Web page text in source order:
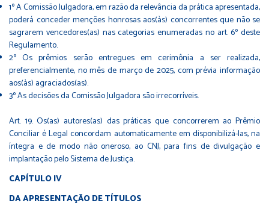
1º A Comissão Julgadora, em razão da relevância da prática apresentada,
poderá conceder menções honrosas aos(às) concorrentes que não se
sagrarem vencedores(as) nas categorias enumeradas no art. 6º deste
Regulamento.
2º Os prêmios serão entregues em cerimônia a ser realizada,
preferencialmente, no mês de março de 2025, com prévia informação
aos(às) agraciados(as).
3º As decisões da Comissão Julgadora são irrecorríveis.
Art. 19. Os(as) autores(as) das práticas que concorrerem ao Prêmio
Conciliar é Legal concordam automaticamente em disponibilizá-las, na
íntegra e de modo não oneroso, ao CNJ, para fins de divulgação e
implantação pelo Sistema de Justiça.
CAPÍTULO IV
DA APRESENTAÇÃO DE TÍTULOS